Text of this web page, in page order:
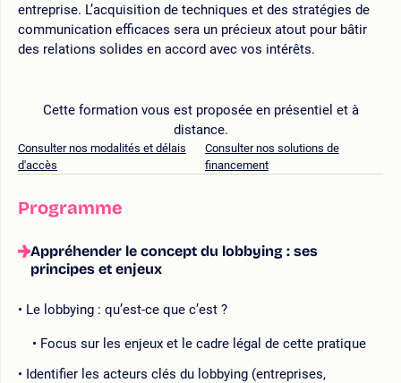
entreprise. L’acquisition de techniques et des stratégies de
communication efficaces sera un précieux atout pour bâtir
des relations solides en accord avec vos intérêts.
Cette formation vous est proposée en présentiel et à
distance.
Consulter nos modalités et délais
d'accès
Consulter nos solutions de
financement
Programme
Appréhender le concept du lobbying : ses
principes et enjeux
Le lobbying : qu’est-ce que c’est ?
Focus sur les enjeux et le cadre légal de cette pratique
Identifier les acteurs clés du lobbying (entreprises,